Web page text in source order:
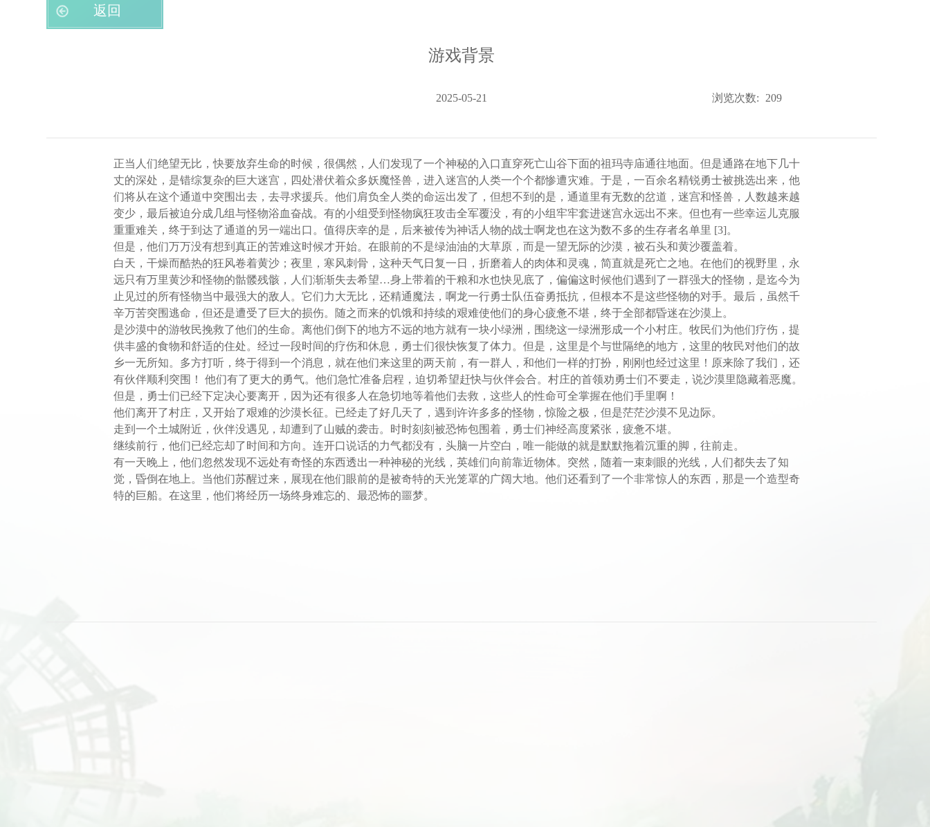
返回
游戏背景
2025-05-21 浏览次数: 209
正当人们绝望无比，快要放弃生命的时候，很偶然，人们发现了一个神秘的入口直穿死亡山谷下面的祖玛寺庙通往地面。但是通路在地下几十
丈的深处，是错综复杂的巨大迷宫，四处潜伏着众多妖魔怪兽，进入迷宫的人类一个个都惨遭灾难。于是，一百余名精锐勇士被挑选出来，他
们将从在这个通道中突围出去，去寻求援兵。他们肩负全人类的命运出发了，但想不到的是，通道里有无数的岔道，迷宫和怪兽，人数越来越
变少，最后被迫分成几组与怪物浴血奋战。有的小组受到怪物疯狂攻击全军覆没，有的小组牢牢套进迷宫永远出不来。但也有一些幸运儿克服
重重难关，终于到达了通道的另一端出口。值得庆幸的是，后来被传为神话人物的战士啊龙也在这为数不多的生存者名单里 [3]。
但是，他们万万没有想到真正的苦难这时候才开始。在眼前的不是绿油油的大草原，而是一望无际的沙漠，被石头和黄沙覆盖着。
白天，干燥而酷热的狂风卷着黄沙；夜里，寒风刺骨，这种天气日复一日，折磨着人的肉体和灵魂，简直就是死亡之地。在他们的视野里，永
远只有万里黄沙和怪物的骷髅残骸，人们渐渐失去希望…身上带着的干粮和水也快见底了，偏偏这时候他们遇到了一群强大的怪物，是迄今为
止见过的所有怪物当中最强大的敌人。它们力大无比，还精通魔法，啊龙一行勇士队伍奋勇抵抗，但根本不是这些怪物的对手。最后，虽然千
辛万苦突围逃命，但还是遭受了巨大的损伤。随之而来的饥饿和持续的艰难使他们的身心疲惫不堪，终于全部都昏迷在沙漠上。
是沙漠中的游牧民挽救了他们的生命。离他们倒下的地方不远的地方就有一块小绿洲，围绕这一绿洲形成一个小村庄。牧民们为他们疗伤，提
供丰盛的食物和舒适的住处。经过一段时间的疗伤和休息，勇士们很快恢复了体力。但是，这里是个与世隔绝的地方，这里的牧民对他们的故
乡一无所知。多方打听，终于得到一个消息，就在他们来这里的两天前，有一群人，和他们一样的打扮，刚刚也经过这里！原来除了我们，还
有伙伴顺利突围！ 他们有了更大的勇气。他们急忙准备启程，迫切希望赶快与伙伴会合。村庄的首领劝勇士们不要走，说沙漠里隐藏着恶魔。
但是，勇士们已经下定决心要离开，因为还有很多人在急切地等着他们去救，这些人的性命可全掌握在他们手里啊！
他们离开了村庄，又开始了艰难的沙漠长征。已经走了好几天了，遇到许许多多的怪物，惊险之极，但是茫茫沙漠不见边际。
走到一个土城附近，伙伴没遇见，却遭到了山贼的袭击。时时刻刻被恐怖包围着，勇士们神经高度紧张，疲惫不堪。
继续前行，他们已经忘却了时间和方向。连开口说话的力气都没有，头脑一片空白，唯一能做的就是默默拖着沉重的脚，往前走。
有一天晚上，他们忽然发现不远处有奇怪的东西透出一种神秘的光线，英雄们向前靠近物体。突然，随着一束刺眼的光线，人们都失去了知
觉，昏倒在地上。当他们苏醒过来，展现在他们眼前的是被奇特的天光笼罩的广阔大地。他们还看到了一个非常惊人的东西，那是一个造型奇
特的巨船。在这里，他们将经历一场终身难忘的、最恐怖的噩梦。